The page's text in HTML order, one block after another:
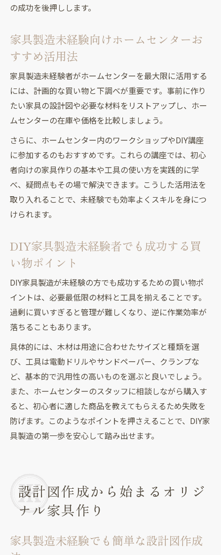
の成功を後押しします。
家具製造未経験向けホームセンターお
すすめ活用法
家具製造未経験者がホームセンターを最大限に活用する
には、計画的な買い物と下調べが重要です。事前に作り
たい家具の設計図や必要な材料をリストアップし、ホー
ムセンターの在庫や価格を比較しましょう。
さらに、ホームセンター内のワークショップやDIY講座
に参加するのもおすすめです。これらの講座では、初心
者向けの家具作りの基本や工具の使い方を実践的に学
べ、疑問点もその場で解決できます。こうした活用法を
取り入れることで、未経験でも効率よくスキルを身につ
けられます。
DIY家具製造未経験者でも成功する買
い物ポイント
DIY家具製造が未経験の方でも成功するための買い物ポ
イントは、必要最低限の材料と工具を揃えることです。
過剰に買いすぎると管理が難しくなり、逆に作業効率が
落ちることもあります。
具体的には、木材は用途に合わせたサイズと種類を選
び、工具は電動ドリルやサンドペーパー、クランプな
ど、基本的で汎用性の高いものを選ぶと良いでしょう。
また、ホームセンターのスタッフに相談しながら購入す
ると、初心者に適した商品を教えてもらえるため失敗を
防げます。このようなポイントを押さえることで、DIY家
具製造の第一歩を安心して踏み出せます。
設計図作成から始まるオリジ
ナル家具作り
家具製造未経験でも簡単な設計図作成